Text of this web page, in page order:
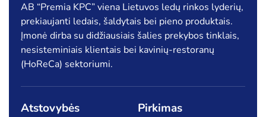
AB “Premia KPC” viena Lietuvos ledų rinkos lyderių,
prekiaujanti ledais, šaldytais bei pieno produktais.
Įmonė dirba su didžiausiais šalies prekybos tinklais,
nesisteminiais klientais bei kavinių-restoranų
(HoReCa) sektoriumi.
Atstovybės Pirkimas